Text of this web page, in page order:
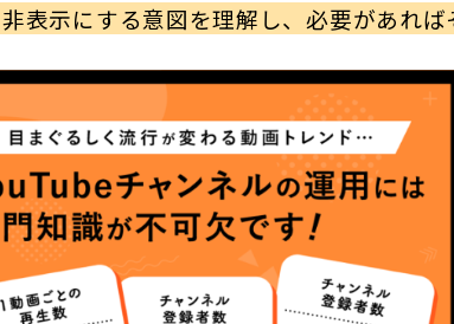
表示にする意図を理解し、必要があれば